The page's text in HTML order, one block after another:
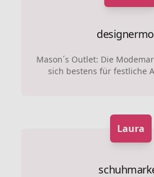
Mason´s Outlet: Die
sich bestens für festliche
Laura